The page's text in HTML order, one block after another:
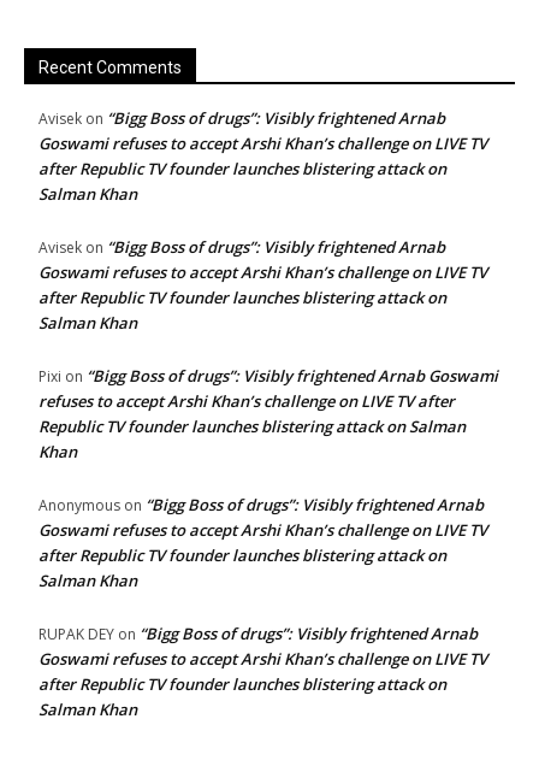
Recent Comments
Avisek on “Bigg Boss of drugs”: Visibly frightened Arnab
Goswami refuses to accept Arshi Khan’s challenge on LIVE TV
after Republic TV founder launches blistering attack on
Salman Khan
Avisek on “Bigg Boss of drugs”: Visibly frightened Arnab
Goswami refuses to accept Arshi Khan’s challenge on LIVE TV
after Republic TV founder launches blistering attack on
Salman Khan
Pixi on “Bigg Boss of drugs”: Visibly frightened Arnab Goswami
refuses to accept Arshi Khan’s challenge on LIVE TV after
Republic TV founder launches blistering attack on Salman
Khan
Anonymous on “Bigg Boss of drugs”: Visibly frightened Arnab
Goswami refuses to accept Arshi Khan’s challenge on LIVE TV
after Republic TV founder launches blistering attack on
Salman Khan
RUPAK DEY on “Bigg Boss of drugs”: Visibly frightened Arnab
Goswami refuses to accept Arshi Khan’s challenge on LIVE TV
after Republic TV founder launches blistering attack on
Salman Khan